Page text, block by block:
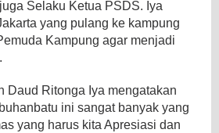
Selaku Ketua PSDS. Iya
yang pulang ke kampung
Kampung agar menjadi
Daud Ritonga Iya mengatakan
ini sangat banyak yang
yang harus kita Apresiasi dan